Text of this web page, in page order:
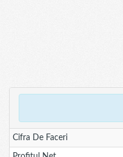
Cifra De Faceri